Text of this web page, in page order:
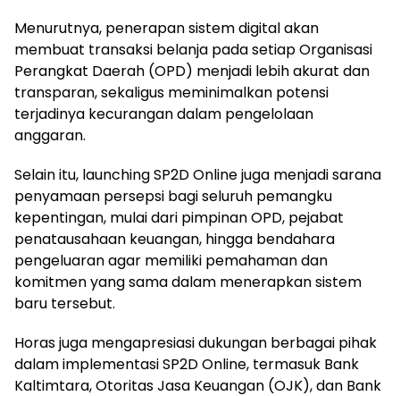
Menurutnya, penerapan sistem digital akan
membuat transaksi belanja pada setiap Organisasi
Perangkat Daerah (OPD) menjadi lebih akurat dan
transparan, sekaligus meminimalkan potensi
terjadinya kecurangan dalam pengelolaan
anggaran.
Selain itu, launching SP2D Online juga menjadi sarana
penyamaan persepsi bagi seluruh pemangku
kepentingan, mulai dari pimpinan OPD, pejabat
penatausahaan keuangan, hingga bendahara
pengeluaran agar memiliki pemahaman dan
komitmen yang sama dalam menerapkan sistem
baru tersebut.
Horas juga mengapresiasi dukungan berbagai pihak
dalam implementasi SP2D Online, termasuk Bank
Kaltimtara, Otoritas Jasa Keuangan (OJK), dan Bank